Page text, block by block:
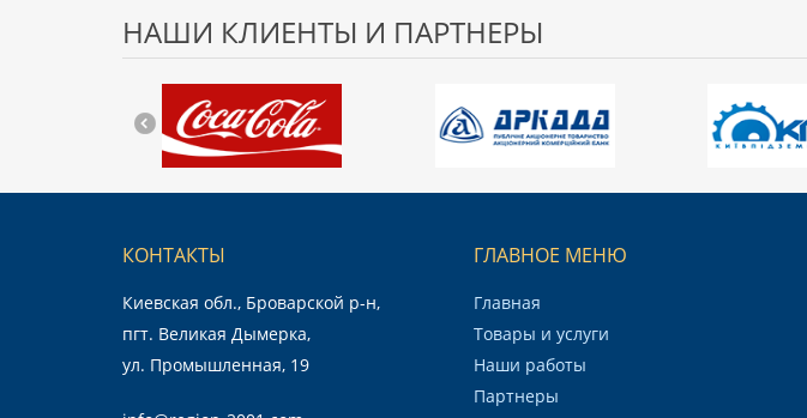
НАШИ КЛИЕНТЫ И ПАРТНЕРЫ
КОНТАКТЫ
Киевская обл., Броварской р-н,
пгт. Великая Дымерка,
ул. Промышленная, 19
ГЛАВНОЕ МЕНЮ
Главная
Товары и услуги
Наши работы
Партнеры